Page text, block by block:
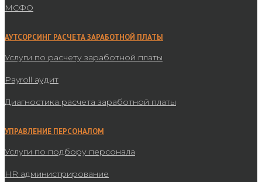
МСФО
АУТСОРСИНГ РАСЧЕТА ЗАРАБОТНОЙ ПЛАТЫ
Услуги по расчету заработной платы
Payroll аудит
Диагностика расчета заработной платы
УПРАВЛЕНИЕ ПЕРСОНАЛОМ
Услуги по подбору персонала
HR администрирование